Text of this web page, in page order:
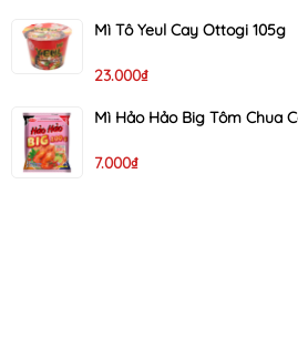
Mì Tô Yeul Cay Ottogi 105g
23.000₫
Mì Hảo Hảo Big Tôm Chua
7.000₫